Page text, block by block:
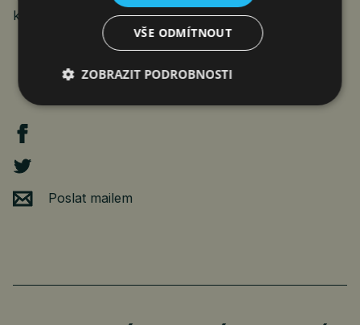
která je k dispozici na adresehttps://www.protext.cz
Poslat mailem
VŠE ODMÍTNOUT
ZOBRAZIT PODROBNOSTI